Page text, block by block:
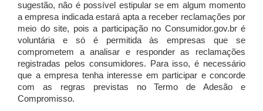
sugestão, não é possível estipular se em algum momento
a empresa indicada estará apta a receber reclamações por
meio do site, pois a participação no Consumidor.gov.br é
voluntária e só é permitida às empresas que se
comprometem a analisar e responder as reclamações
registradas pelos consumidores. Para isso, é necessário
que a empresa tenha interesse em participar e concorde
com as regras previstas no Termo de Adesão e
Compromisso.